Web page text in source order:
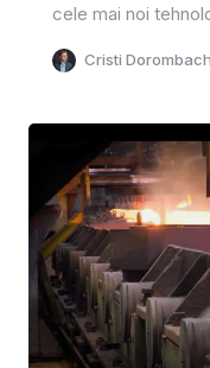
cele mai noi
Cristi Dorombach